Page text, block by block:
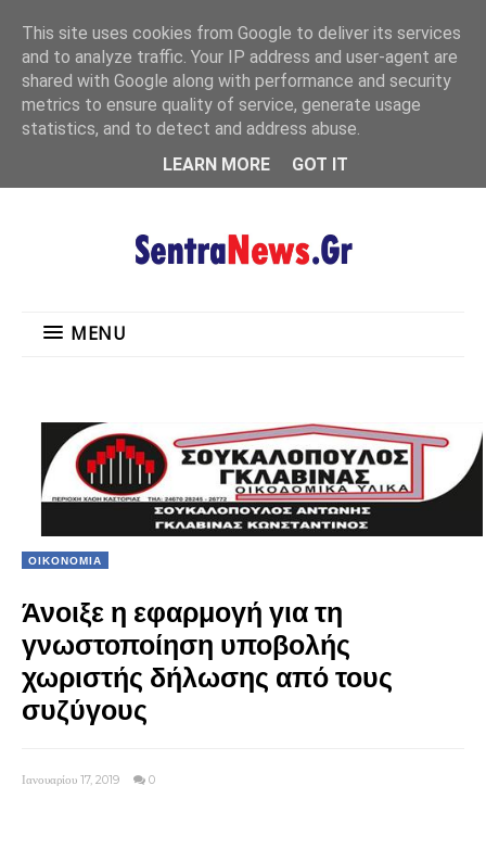
MENU
MENU
ΟΙΚΟΝΟΜΙΑ
Άνοιξε η εφαρμογή για τη
γνωστοποίηση υποβολής
χωριστής δήλωσης από τους
συζύγους
Ιανουαρίου 17, 2019 0
This site uses cookies from Google to deliver its services
and to analyze traffic. Your IP address and user-agent are
shared with Google along with performance and security
metrics to ensure quality of service, generate usage
statistics, and to detect and address abuse.
LEARN MORE
GOT IT